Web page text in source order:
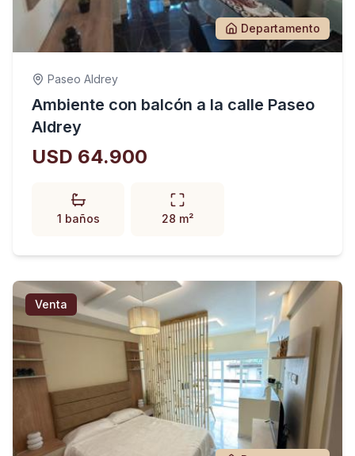
Departamento
Paseo Aldrey
Ambiente con balcón a la calle Paseo
Aldrey
USD 64.900
1 baños 28 m²
Venta